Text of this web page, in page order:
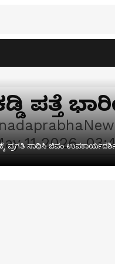
ಪತ್ತೆ
11 2026,
ಪ್ರಗತಿ ಸಾಧಿಸಿ ಜಿಪಂ ಉಪಕಾರ್ಯದರ್ಶಿ